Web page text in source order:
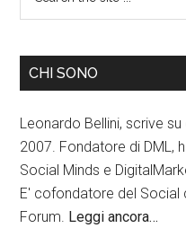
CHI SONO
Leonardo Bellini, scrive
2007. Fondatore di DML,
Social Minds e
E' cofondatore del Social
Forum. Leggi ancora…